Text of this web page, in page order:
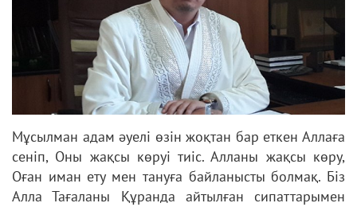
Мұсылман адам әуелі өзін жоқтан бар еткен Аллаға
сеніп, Оны жақсы көруі тиіс. Алланы жақсы көру,
Оған иман ету мен тануға байланысты болмақ. Біз
Алла Тағаланы Құранда айтылған сипаттарымен